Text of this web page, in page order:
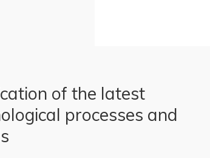
of the latest
processes and